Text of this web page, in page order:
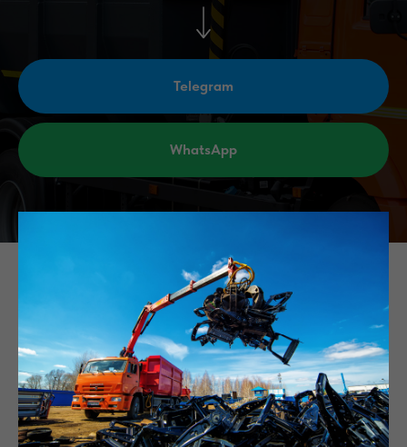
Telegram
WhatsApp
Преимущества вывоза
металлолома в Видном с
компанией «МЛТ-Металл»